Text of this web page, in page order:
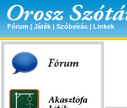
Fórum | Játék | Szóbeírás | Linkek